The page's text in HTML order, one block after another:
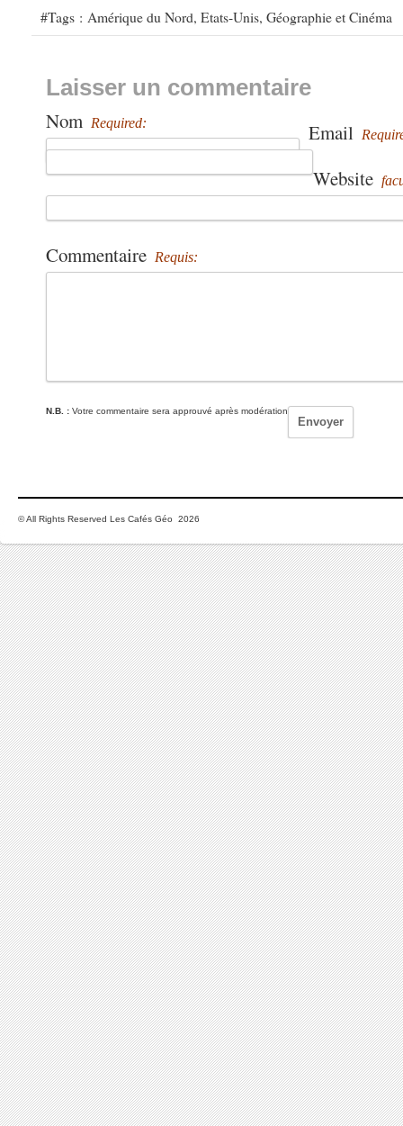
#Tags : Amérique du Nord, Etats-Unis, Géographie et Cinéma
Laisser un commentaire
Nom Required: Email
Website
Commentaire Requis:
N.B. : Votre commentaire sera approuvé après modération
© All Rights Reserved Les Cafés Géo 2026